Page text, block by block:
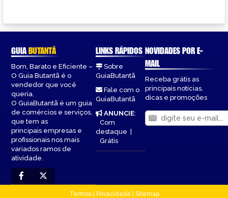
GUIABUTANTÃ
Bom, Barato e Eficiente –
O Guia Butantã é o
vendedor que você
queria.
O GuiaButantã é um guia
de comércios e serviços,
que tem as
principais empresas e
profissionais nos mais
variados ramos de
atividade.
LINKS RÁPIDOS
Sobre
GuiaButantã
Fale com o
GuiaButantã
ANUNCIE:
Com
destaque|
Grátis
NOVIDADES POR E-
MAIL
Receba grátis as
principais notícias,
dicas e promoções
Termos| Privacidade
Sitemap